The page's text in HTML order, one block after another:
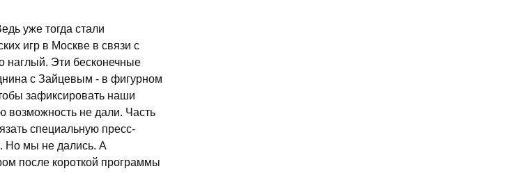
уже тогда стали
игр в Москве в связи с
наглый. Эти бесконечные
с Зайцевым - в фигурном
зафиксировать наши
возможность не дали. Часть
специальную пресс-
Но мы не дались. А
после короткой программы